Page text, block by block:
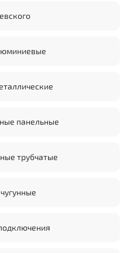
панельные
трубчатые